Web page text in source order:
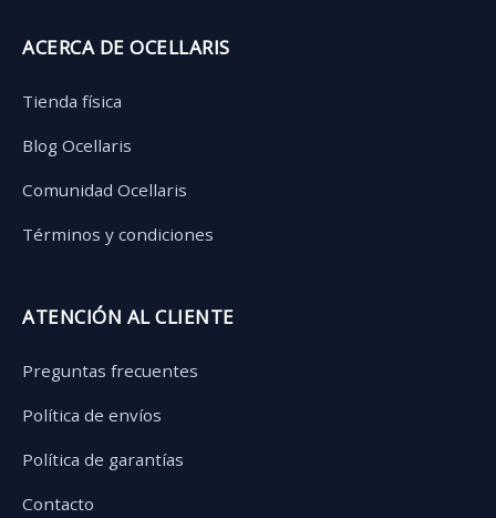
ACERCA DE OCELLARIS
Tienda física
Blog Ocellaris
Comunidad Ocellaris
Términos y condiciones
ATENCIÓN AL CLIENTE
Preguntas frecuentes
Política de envíos
Política de garantías
Contacto